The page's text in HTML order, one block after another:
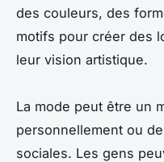
des couleurs, des
motifs pour créer des
leur vision artistique.
La mode peut être un
personnellement ou
sociales. Les gens